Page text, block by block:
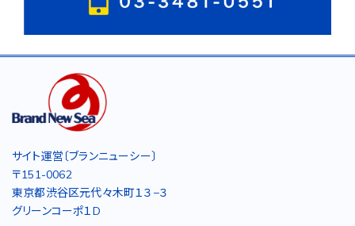
サイト運営〔ブランニューシー〕
〒151-0062
東京都渋谷区元代々木町１３−３
グリーンコーポ１D